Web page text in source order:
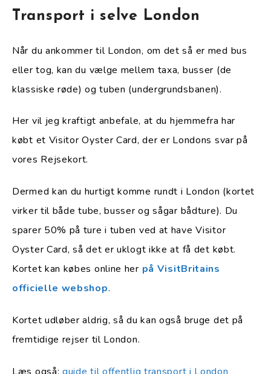
Transport i selve London
Når du ankommer til London, om det så er med bus
eller tog, kan du vælge mellem taxa, busser (de
klassiske røde) og tuben (undergrundsbanen).
Her vil jeg kraftigt anbefale, at du hjemmefra har
købt et Visitor Oyster Card, der er Londons svar på
vores Rejsekort.
Dermed kan du hurtigt komme rundt i London (kortet
virker til både tube, busser og sågar bådture). Du
sparer 50% på ture i tuben ved at have Visitor
Oyster Card, så det er uklogt ikke at få det købt.
Kortet kan købes online her på VisitBritains
officielle webshop.
Kortet udløber aldrig, så du kan også bruge det på
fremtidige rejser til London.